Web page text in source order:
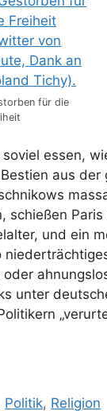
für die
essen,
aus der
schießen Paris
und ein
unter
Politik, Religion